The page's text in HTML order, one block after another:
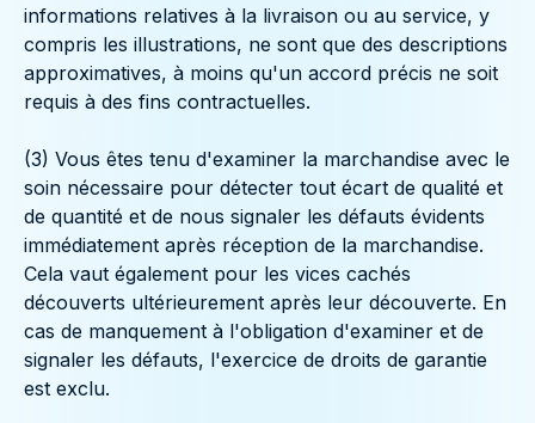
informations relatives à la livraison ou au service, y
compris les illustrations, ne sont que des descriptions
approximatives, à moins qu'un accord précis ne soit
requis à des fins contractuelles.
(3) Vous êtes tenu d'examiner la marchandise avec le
soin nécessaire pour détecter tout écart de qualité et
de quantité et de nous signaler les défauts évidents
immédiatement après réception de la marchandise.
Cela vaut également pour les vices cachés
découverts ultérieurement après leur découverte. En
cas de manquement à l'obligation d'examiner et de
signaler les défauts, l'exercice de droits de garantie
est exclu.